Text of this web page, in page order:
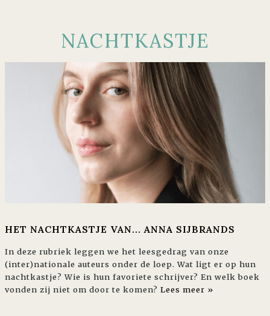
NACHTKASTJE
HET NACHTKASTJE VAN... ANNA SIJBRANDS
In deze rubriek leggen we het leesgedrag van onze
(inter)nationale auteurs onder de loep. Wat ligt er op hun
nachtkastje? Wie is hun favoriete schrijver? En welk boek
vonden zij niet om door te komen? Lees meer »